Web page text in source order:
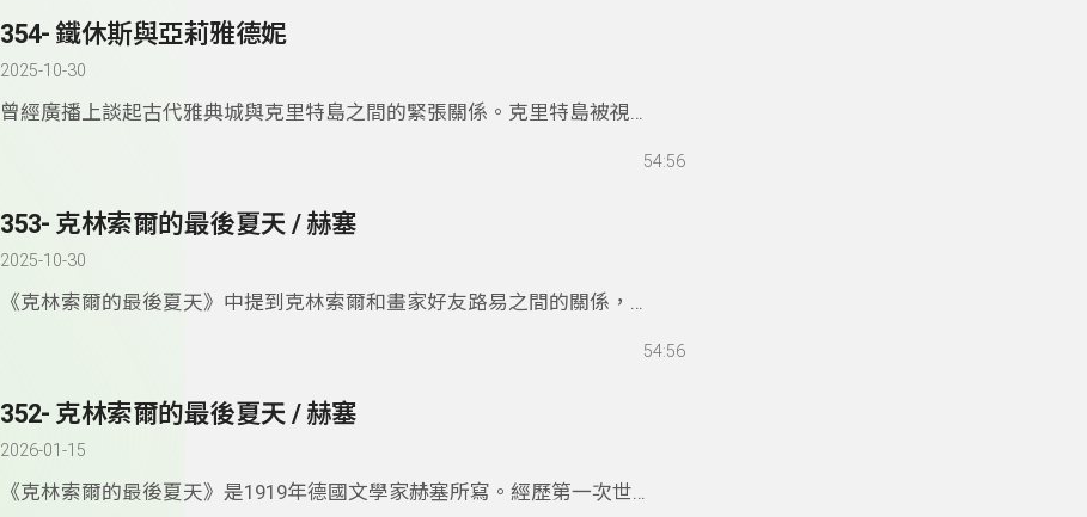
354- 鐵休斯與亞莉雅德妮
2025-10-30
曾經廣播上談起古代雅典城與克里特島之間的緊張關係。克里特島被視為
鐵休斯與亞莉雅德妮的故事大概說明這段歷史，雖然當中夾帶神話，夾帶54:56
353- 克林索爾的最後夏天 / 赫塞
2025-10-30
《克林索爾的最後夏天》中提到克林索爾和畫家好友路易之間的關係，克
實交錯，談時間，談理想，談如何成為藝術家。赫塞文字與思想優美，讓54:56
352- 克林索爾的最後夏天 / 赫塞
2026-01-15
《克林索爾的最後夏天》是1919年德國文學家赫塞所寫。經歷第一次世界